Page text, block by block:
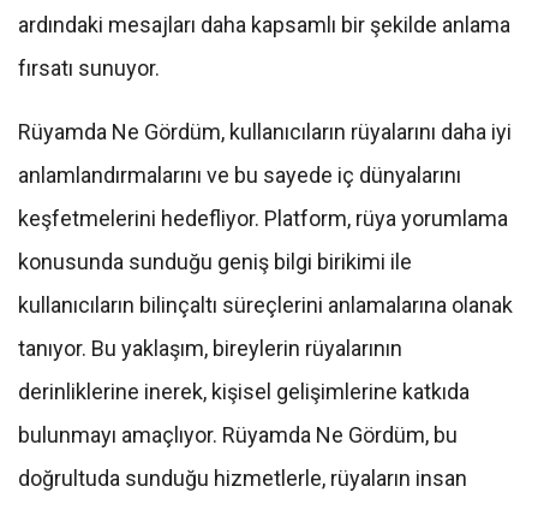
ardındaki mesajları daha kapsamlı bir şekilde anlama
fırsatı sunuyor.
Rüyamda Ne Gördüm, kullanıcıların rüyalarını daha iyi
anlamlandırmalarını ve bu sayede iç dünyalarını
keşfetmelerini hedefliyor. Platform, rüya yorumlama
konusunda sunduğu geniş bilgi birikimi ile
kullanıcıların bilinçaltı süreçlerini anlamalarına olanak
tanıyor. Bu yaklaşım, bireylerin rüyalarının
derinliklerine inerek, kişisel gelişimlerine katkıda
bulunmayı amaçlıyor. Rüyamda Ne Gördüm, bu
doğrultuda sunduğu hizmetlerle, rüyaların insan